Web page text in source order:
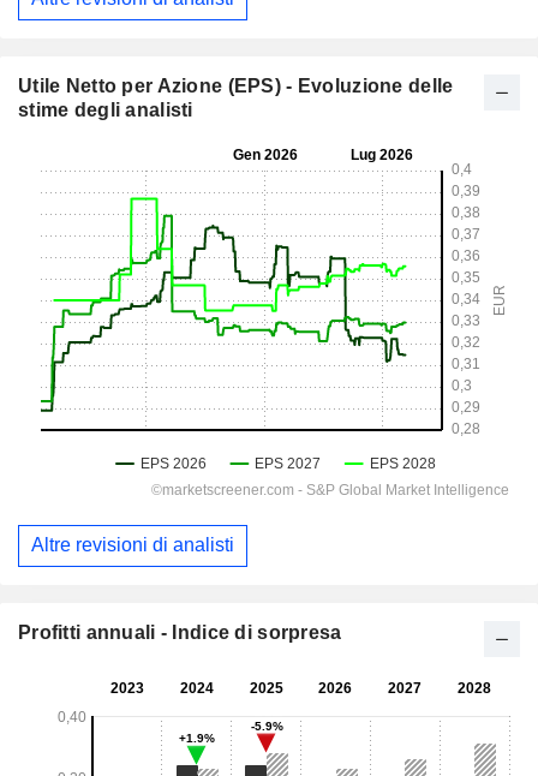
Utile Netto per Azione (EPS) - Evoluzione delle
stime degli analisti
Altre revisioni di analisti
Profitti annuali - Indice di sorpresa